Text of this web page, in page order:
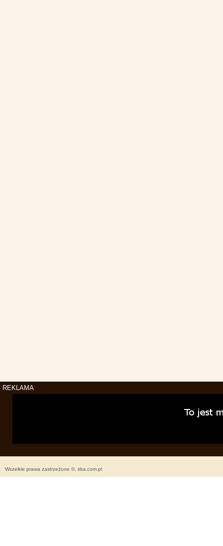
REKLAMA
Wszelkie prawa zastrzeżone ©, irka.com.pl